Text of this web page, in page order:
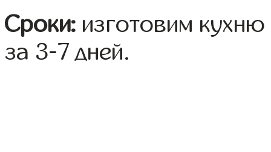
Сроки: изготовим
за 3-7 дней.